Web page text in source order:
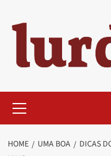
content
Menu
HOME UMA BOA
DICAS